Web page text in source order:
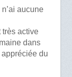
aucune
très active
dans
du